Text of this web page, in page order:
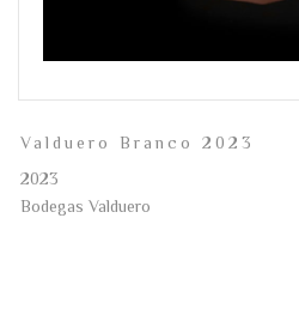
Valduero Branco 2023
2023
Bodegas Valduero